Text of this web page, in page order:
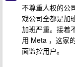
不尊重人权的公
戏公司全都是加
加班严重。接着
用 Meta ，这家
面监控用户。